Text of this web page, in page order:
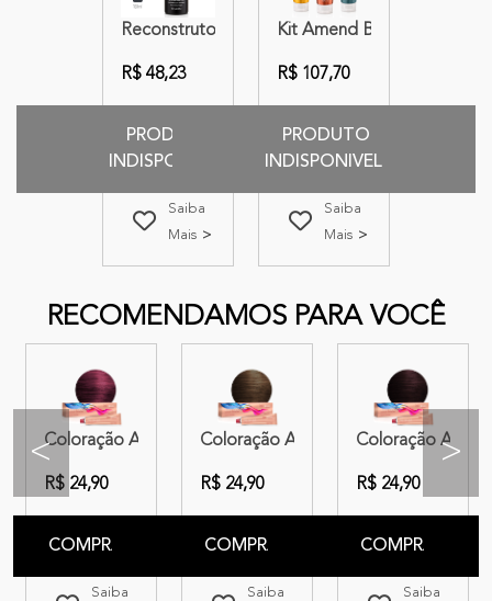
Reconstrutor Capilar Overnight Amend Luxe
R$ 48,23
INDISPONIVEL
Saiba
Mais
Kit Amend Beleza na Bolsa
R$ 107,70
INDISPONIVEL
Saiba
Mais
RECOMENDAMOS PARA VOCÊ
<50g
Castanho Vermelho Irisado 50g
Color Delicaté 8.0 Louro Claro 50g
Coloração Amend Color Delicaté 66.26 Marsala 50g
R$ 24,90
COMPRAR
Saiba
Coloração Amend Color Delicaté 8.4
R$ 24,90
COMPRAR
Saiba
Coloração
R$ 24,90
COMPRAR
Saiba
>